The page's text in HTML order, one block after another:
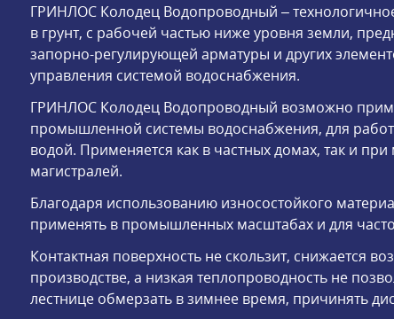
ГРИНЛОС Колодец Водопроводный –
в грунт, с рабочей частью ниже уровня земли,
запорно-регулирующей арматуры и других
управления системой водоснабжения.
ГРИНЛОС Колодец Водопроводный возможно
промышленной системы водоснабжения, для
водой. Применяется как в частных домах, так и
магистралей.
Благодаря использованию износостойкого
применять в промышленных масштабах и для
Контактная поверхность не скользит, снижается
производстве, а низкая теплопроводность не
лестнице обмерзать в зимнее время, причинять